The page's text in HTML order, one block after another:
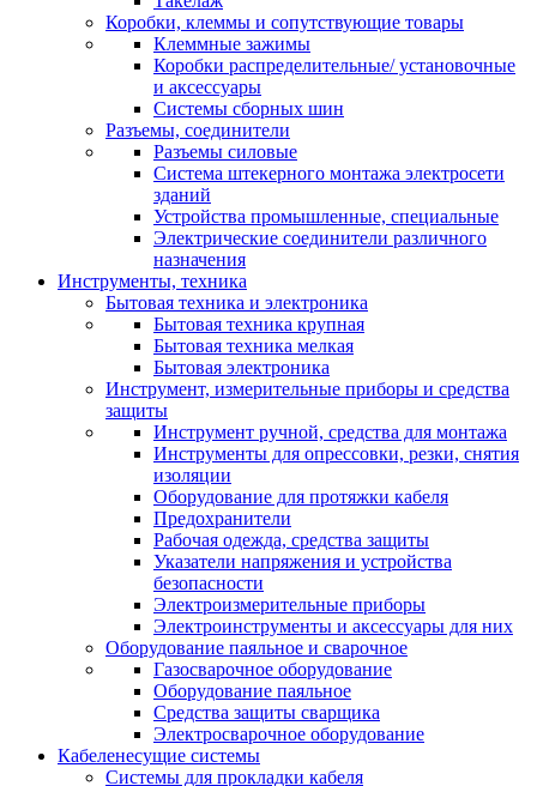
Коробки, клеммы и сопутствующие товары
Клеммные зажимы
Коробки распределительные/ установочные
и аксессуары
Системы сборных шин
Разъемы, соединители
Разъемы силовые
Система штекерного монтажа электросети
зданий
Устройства промышленные, специальные
Электрические соединители различного
назначения
Инструменты, техника
Бытовая техника и электроника
Бытовая техника крупная
Бытовая техника мелкая
Бытовая электроника
Инструмент, измерительные приборы и средства
защиты
Инструмент ручной, средства для монтажа
Инструменты для опрессовки, резки, снятия
изоляции
Оборудование для протяжки кабеля
Предохранители
Рабочая одежда, средства защиты
Указатели напряжения и устройства
безопасности
Электроизмерительные приборы
Электроинструменты и аксессуары для них
Оборудование паяльное и сварочное
Газосварочное оборудование
Оборудование паяльное
Средства защиты сварщика
Электросварочное оборудование
Кабеленесущие системы
Системы для прокладки кабеля